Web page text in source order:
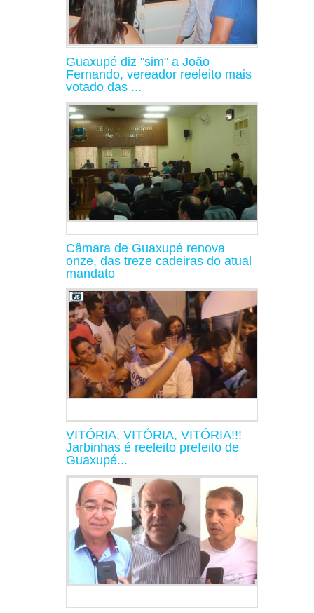
Guaxupé diz "sim" a João
Fernando, vereador reeleito mais
votado das ...
Câmara de Guaxupé renova
onze, das treze cadeiras do atual
mandato
VITÓRIA, VITÓRIA, VITÓRIA!!!
Jarbinhas é reeleito prefeito de
Guaxupé...